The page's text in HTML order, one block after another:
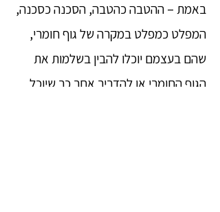
באמת – ההטבה כהטבה, הסכנה כסכנה,
המפלט כמפלט במקרה של גוף חומרי,
שהם בעצמם יוכלו להבין בשלמות את
הגוף החומרי או להדריך אחר כך שיוכל